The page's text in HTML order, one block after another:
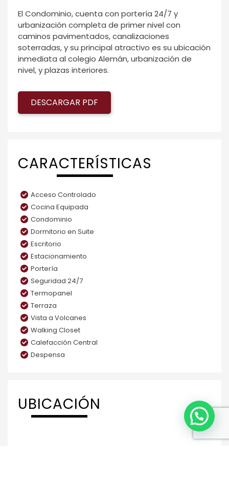
El Condominio, cuenta con portería 24/7 y
urbanización completa de primer nivel con
caminos pavimentados, canalizaciones
soterradas, y su principal atractivo es su ubicación
inmediata al colegio Alemán, urbanización de
nivel, y plazas interiores.
DESCARGAR PDF
CARACTERÍSTICAS
Acceso Controlado
Cocina Equipada
Condominio
Dormitorio en Suite
Escritorio
Estacionamiento
Portería
Seguridad 24/7
Termopanel
Terraza
Vista a Volcanes
Walking Closet
Calefacción Central
Despensa
UBICACIÓN